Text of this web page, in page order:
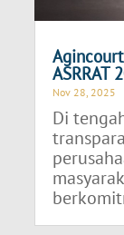
ASRRAT
Nov 28, 2025
Di